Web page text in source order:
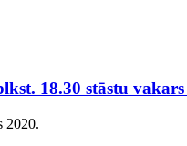
18.30 stāstu
2020.